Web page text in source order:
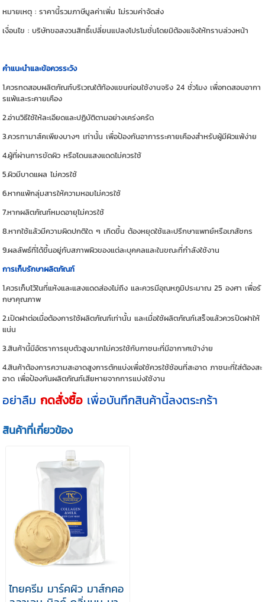
หมายเหตุ : ราคานี้รวมภาษีมูลค่าเพิ่ม ไม่รวมค่าจัดส่ง
เงื่อนไข : บริษัทขอสงวนสิทธิ์เปลี่ยนแปลงโปรโมชั่นโดยมิต้องแจ้งให้ทราบล่วงหน้า
คำแนะนำและข้อควรระวัง
1.ควรทดสอบผลิตภัณฑ์บริเวณใต้ท้องแขนก่อนใช้งานจริง 24 ชั่วโมง เพื่อทดสอบอากา
รแพ้และระคายเคือง
2.อ่านวิธีใช้ให้ละเอียดและปฏิบัติตามอย่างเคร่งครัด
3.ควรทามาส์คเพียงบางๆ เท่านั้น เพื่อป้องกันอาการระคายเคืองสำหรับผู้มีผิวแพ้ง่าย
4.ผู้ที่ผ่านการขัดผิว หรือโดนแสงแดดไม่ควรใช้
5.ผิวมีบาดแผล ไม่ควรใช้
6.หากแพ้กลุ่มสารให้ความหอมไม่ควรใช้
7.หากผลิตภัณฑ์หมดอายุไม่ควรใช้
8.หากใช้แล้วมีความผิดปกติใด ๆ เกิดขึ้น ต้องหยุดใช้และปรึกษาแพทย์หรือเภสัชกร
9.ผลลัพธ์ที่ได้ขึ้นอยู่กับสภาพผิวของแต่ละบุคคลและในขณะที่กำลังใช้งาน
การเก็บรักษาผลิตภัณฑ์
1.ควรเก็บไว้ในที่แห้งและแสงแดดส่องไม่ถึง และควรมีอุณหภูมิประมาณ 25 องศา เพื่อรั
กษาคุณภาพ
2.เปิดฝาต่อเมื่อต้องการใช้ผลิตภัณฑ์เท่านั้น และเมื่อใช้ผลิตภัณฑ์เสร็จแล้วควรปิดฝาให้
แน่น
3.สินค้านี้มีอัตราการยุบตัวสูงมากไม่ควรใช้กับภาชนะที่มีอากาศเข้าง่าย
4.สินค้าต้องการความสะอาดสูงการตักแบ่งเพื่อใช้ควรใช้ช้อนที่สะอาด ภาชนะที่ใส่ต้องสะ
อาด เพื่อป้องกันผลิตภัณฑ์เสียหายจากการแบ่งใช้งาน
อย่าลืมกดสั่งซื้อ เพื่อบันทึกสินค้านี้ลงตระกร้า
สินค้าที่เกี่ยวข้อง
ไทยครีม มาร์คผิว มาส์กคอ